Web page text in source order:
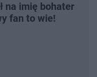
na imię bohater
fan to wie!